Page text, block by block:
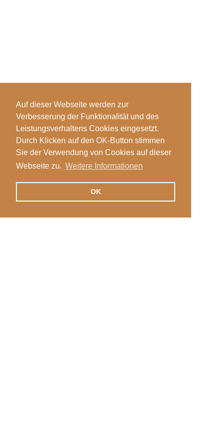
Auf dieser Webseite werden zur
Verbesserung der Funktionalität und des
Leistungsverhaltens Cookies eingesetzt.
Durch Klicken auf den OK-Button stimmen
Sie der Verwendung von Cookies auf dieser
Webseite zu. Weitere Informationen
OK